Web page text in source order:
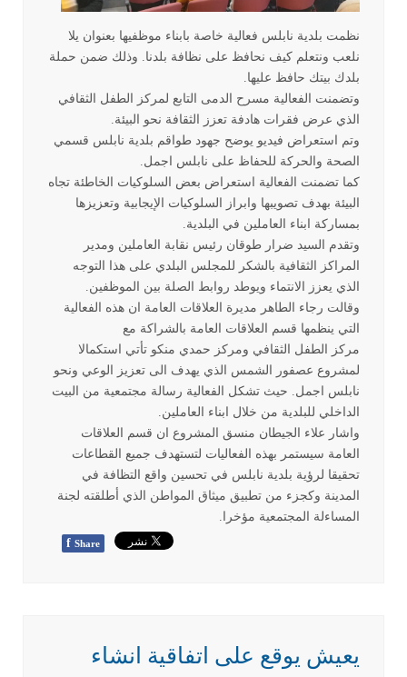
نظمت بلدية نابلس فعالية خاصة بابناء موظفيها بعنوان يلا
نلعب ونتعلم كيف نحافظ على نظافة بلدنا. وذلك ضمن حملة
بلدك بيتك حافظ عليها.
وتضمنت الفعالية مسرح الدمى التابع لمركز الطفل الثقافي
الذي عرض فقرات هادفة تعزز الثقافة نحو البيئة.
وتم استعراض فيديو يوضح جهود طواقم بلدية نابلس قسمي
الصحة والحركة للحفاظ على نابلس اجمل.
كما تضمنت الفعالية استعراض بعض السلوكيات الخاطئة تجاه
البيئة بهدف تصويبها وابراز السلوكيات الإيجابية وتعزيزها
بمساركة ابناء العاملين في البلدية.
وتقدم السيد ضرار طوقان رئيس نقابة العاملين ومدير
المراكز الثقافية بالشكر للمجلس البلدي على هذا التوجه
الذي يعزز الانتماء ويوطد روابط الصلة بين الموظفين.
وقالت رجاء الطاهر مديرة العلاقات العامة ان هذه الفعالية
التي ينظمها قسم العلاقات العامة بالشراكة مع
مركز الطفل الثقافي ومركز حمدي منكو تأتي استكمالا
لمشروع عصفور الشمس الذي يهدف الى تعزيز الوعي ونحو
نابلس اجمل. حيث تشكل الفعالية رسالة مجتمعية من البيت
الداخلي للبلدية من خلال ابناء العاملين.
واشار علاء الجيطان منسق المشروع ان قسم العلاقات
العامة سيستمر بهذه الفعاليات لتستهدف جميع القطاعات
تحقيقا لرؤية بلدية نابلس في تحسين واقع التظافة في
المدينة وكجزء من تطبيق ميثاق المواطن الذي أطلقته لجنة
المساءلة المجتمعية مؤخرا .
f Share
يعيش يوقع على اتفاقية انشاء